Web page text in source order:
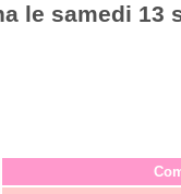
le samedi 13